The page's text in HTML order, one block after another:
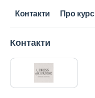
Контакти Про курс
Контакти